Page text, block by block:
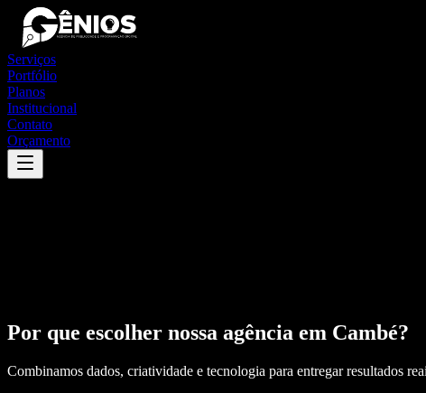
Serviços
Portfólio
Planos
Institucional
Contato
Orçamento
Por que escolher nossa agência em Cambé?
Combinamos dados, criatividade e tecnologia para entregar resultados